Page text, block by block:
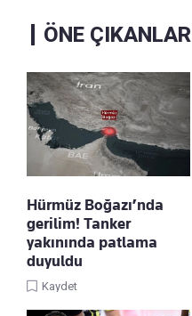
ÖNE ÇIKANLAR
Hürmüz Boğazı’nda
gerilim! Tanker
yakınında patlama
duyuldu
Kaydet